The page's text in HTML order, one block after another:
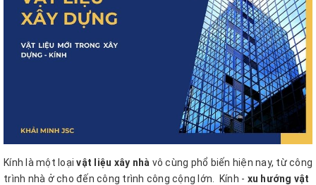
Kính là một loạivật liệu xây nhà vô cùng phổ biến hiện nay, từ công
trình nhà ở cho đến công trình công cộng lớn.
Kính - xu hướng vật